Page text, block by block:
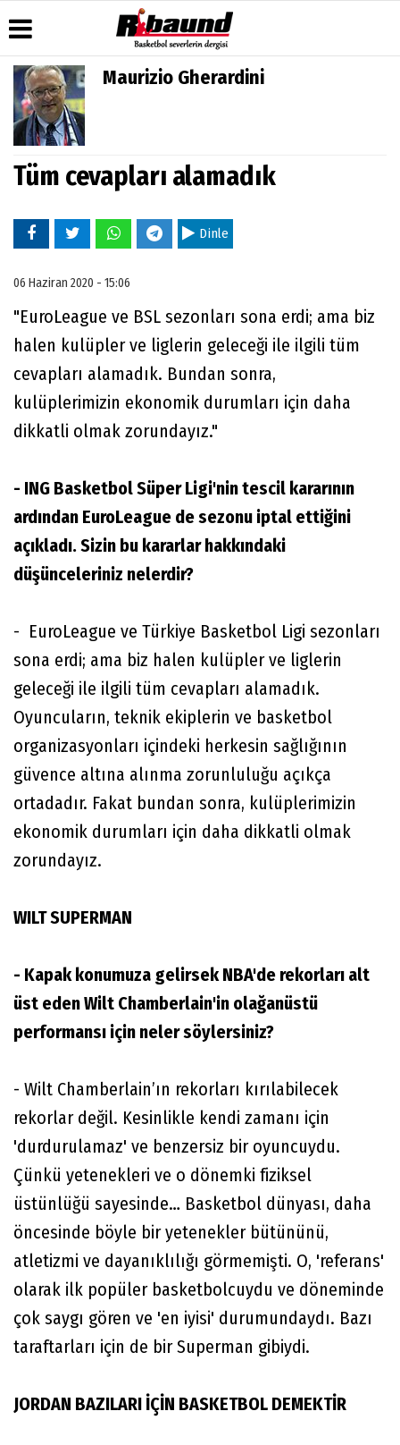
Üye Paneli
Haber
Arşivi
Gazete
Arşivi
Manşetleri
Anketler
Biyografiler
Galeri
Foto
Maurizio Gherardini
Tüm cevapları alamadık
Dinle
06 Haziran 2020 - 15:06
"EuroLeague ve BSL sezonları sona erdi; ama biz
halen kulüpler ve liglerin geleceği ile ilgili tüm
cevapları alamadık. Bundan sonra,
kulüplerimizin ekonomik durumları için daha
dikkatli olmak zorundayız."
- ING Basketbol Süper Ligi'nin tescil kararının
ardından EuroLeague de sezonu iptal ettiğini
açıkladı. Sizin bu kararlar hakkındaki
düşünceleriniz nelerdir?
- EuroLeague ve Türkiye Basketbol Ligi sezonları
sona erdi; ama biz halen kulüpler ve liglerin
geleceği ile ilgili tüm cevapları alamadık.
Oyuncuların, teknik ekiplerin ve basketbol
organizasyonları içindeki herkesin sağlığının
güvence altına alınma zorunluluğu açıkça
ortadadır. Fakat bundan sonra, kulüplerimizin
ekonomik durumları için daha dikkatli olmak
zorundayız.
WILT SUPERMAN
- Kapak konumuza gelirsek NBA'de rekorları alt
üst eden Wilt Chamberlain'in olağanüstü
performansı için neler söylersiniz?
- Wilt Chamberlain’ın rekorları kırılabilecek
rekorlar değil. Kesinlikle kendi zamanı için
'durdurulamaz' ve benzersiz bir oyuncuydu.
Çünkü yetenekleri ve o dönemki fiziksel
üstünlüğü sayesinde… Basketbol dünyası, daha
öncesinde böyle bir yetenekler bütününü,
atletizmi ve dayanıklılığı görmemişti. O, 'referans'
olarak ilk popüler basketbolcuydu ve döneminde
çok saygı gören ve 'en iyisi' durumundaydı. Bazı
taraftarları için de bir Superman gibiydi.
JORDAN BAZILARI İÇİN BASKETBOL DEMEKTİR